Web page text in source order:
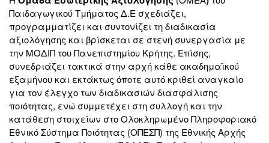
Παιδαγωγικού Τμήματος Δ.Ε σχεδιάζει,
προγραμματίζει και συντονίζει τη διαδικασία
αξιολόγησης και βρίσκεται σε στενή συνεργασία με
την ΜΟΔΙΠ του Πανεπιστημίου Κρήτης. Επίσης,
συνεδριάζει τακτικά στην αρχή κάθε ακαδημαϊκού
εξαμήνου και εκτάκτως όποτε αυτό κριθεί αναγκαίο
για τον έλεγχο των διαδικασιών διασφάλισης
ποιότητας, ενώ συμμετέχει στη συλλογή και την
κατάθεση στοιχείων στο Ολοκληρωμένο Πληροφοριακό
Εθνικό Σύστημα Ποιότητας (ΟΠΕΣΠ) της Εθνικής Αρχής